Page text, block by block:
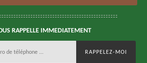
RAPPELLE IMMEDIATEMENT